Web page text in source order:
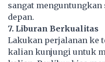
sangat
depan.
7. Liburan Berkualitas
Lakukan perjalanan ke
kalian kunjungi untuk